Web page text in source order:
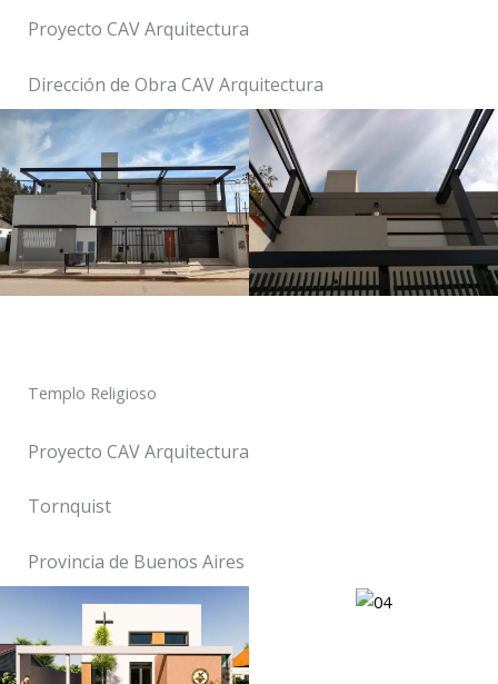
Proyecto CAV Arquitectura
Dirección de Obra CAV Arquitectura
Templo Religioso
Proyecto CAV Arquitectura
Tornquist
Provincia de Buenos Aires